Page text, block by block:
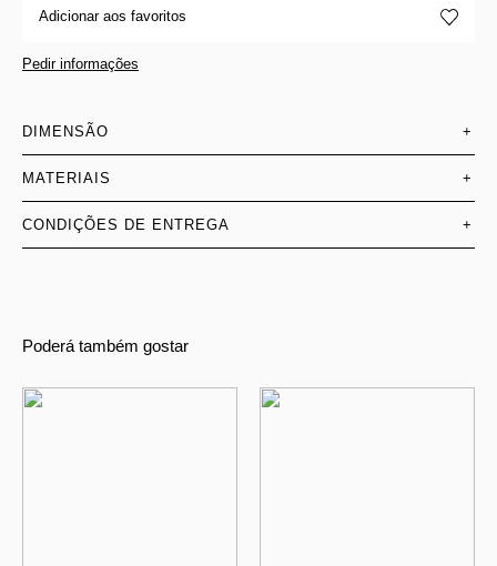
Adicionar aos favoritos
Pedir informações
DIMENSÃO +
MATERIAIS +
CONDIÇÕES DE ENTREGA +
Poderá também gostar